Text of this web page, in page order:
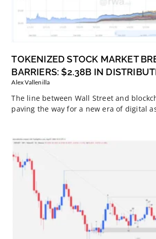
TOKENIZED STOCK MARKET
BARRIERS: $2.38B IN
Alex Vallenilla
The line between Wall Street and
paving the way for a new era of digital